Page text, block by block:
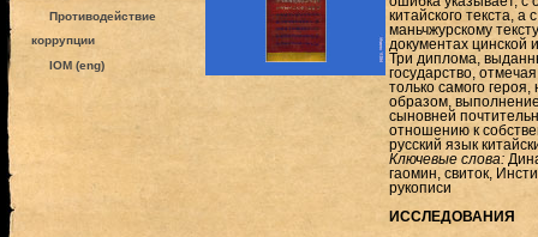
Противодействие
коррупции
IOM (eng)
китайского текста,
маньчжурскому
документах цинской
Три диплома,
государство,
только самого
образом,
сыновней
отношению к
русский язык
Ключевые слова:
гаомин, свиток,
рукописи
ИССЛЕДОВАНИЯ